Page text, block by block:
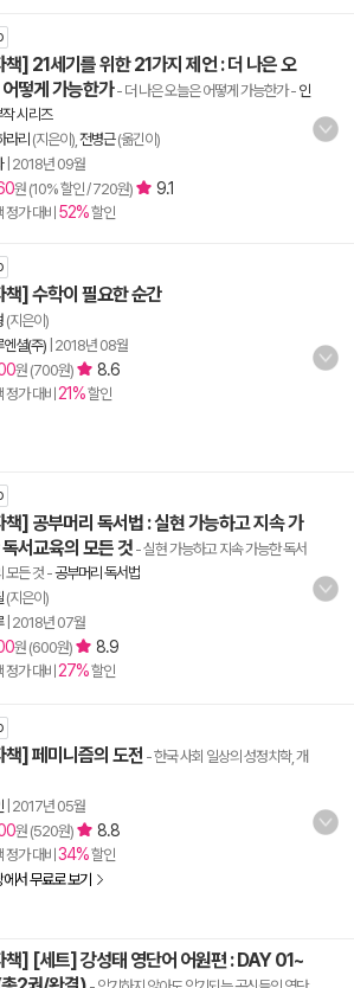
책] 21세기를 위한 21가지 제언 : 더 나은 오
떻게 가능한가- 더 나은 오늘은 어떻게 가능한가- 인
시리즈
라리 (지은이), 전병근(옮긴이)
| 2018년 09월
원 (10% 할인 / 720원) 9.1
정가 대비 52%할인
책] 수학이 필요한 순간
(지은이)
엔셜(주) 2018년 08월
원 (700원) 8.6
정가 대비 21%할인
책] 공부머리 독서법 : 실현 가능하고 지속 가
서교육의 모든 것 - 실현 가능하고 지속 가능한 독서
모든 것 -공부머리 독서법
(지은이)
| 2018년 07월
원 (600원) 8.9
정가 대비 27%할인
책] 페미니즘의 도전 - 한국 사회 일상의 성정치학, 개
2017년 05월
원 (520원) 8.8
정가 대비 34%할인
서 무료로 보기
책] [세트] 강성태 영단어 어원편 : DAY 01~